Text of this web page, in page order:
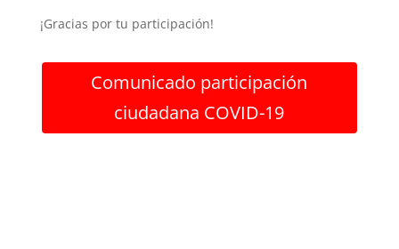
¡Gracias por tu participación!
Comunicado participación
ciudadana COVID-19